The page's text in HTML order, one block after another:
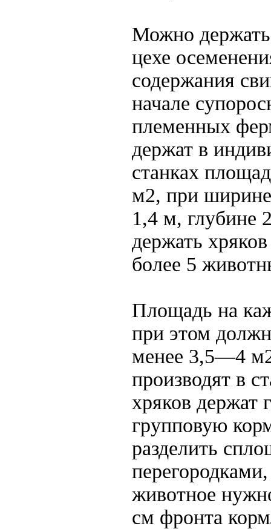
Можно
цехе
содержания
начале
племенных
держат в
станках
м2, при
1,4 м,
держать
более 5
Площадь на
при этом
менее 3,5—4
производят в
хряков держат
групповую
разделить
животное
см фронта